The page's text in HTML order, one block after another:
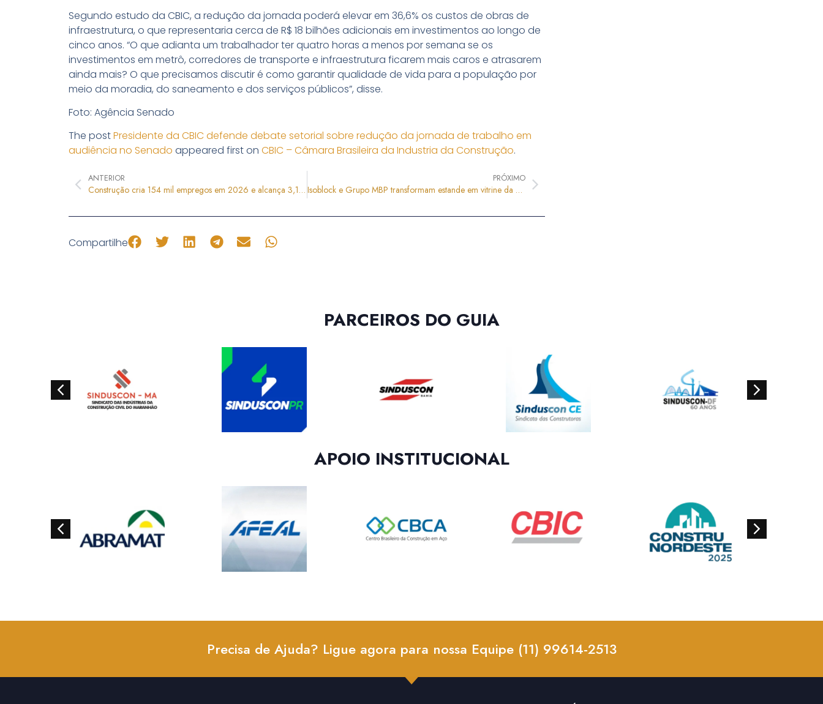
Segundo estudo da CBIC, a redução da jornada poderá elevar em 36,6% os custos de obras de
infraestrutura, o que representaria cerca de R$ 18 bilhões adicionais em investimentos ao longo de
cinco anos. “O que adianta um trabalhador ter quatro horas a menos por semana se os
investimentos em metrô, corredores de transporte e infraestrutura ficarem mais caros e atrasarem
ainda mais? O que precisamos discutir é como garantir qualidade de vida para a população por
meio da moradia, do saneamento e dos serviços públicos”, disse.
Foto: Agência Senado
The postPresidente da CBIC defende debate setorial sobre redução da jornada de trabalho em
audiência no Senado appeared first on CBIC – Câmara Brasileira da Industria da Construção.
ANTERIOR
Construção cria 154 mil empregos em 2026 e alcança 3,1 milhões de trabalhadores formais
PRÓXIMO
Isoblock e Grupo MBP transformam estande em vitrine da construção industrializada na Expo Construção OffSite 2026
Compartilhe
PARCEIROS DO GUIA
APOIO INSTITUCIONAL
Precisa de Ajuda? Ligue agora para nossa Equipe (11) 99614-2513